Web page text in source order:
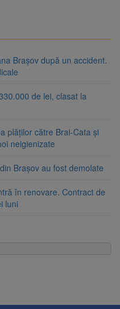
Brașov după un accident.
de lei, clasat la
plăților către Brai-Cata și
neigienizate
Brașov au fost demolate
în renovare. Contract de
luni